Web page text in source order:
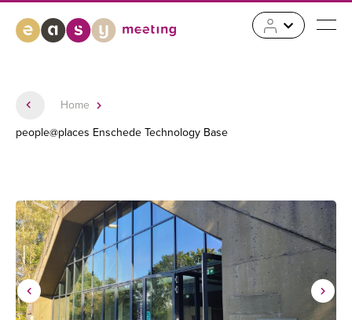
Home
people@places Enschede Technology Base